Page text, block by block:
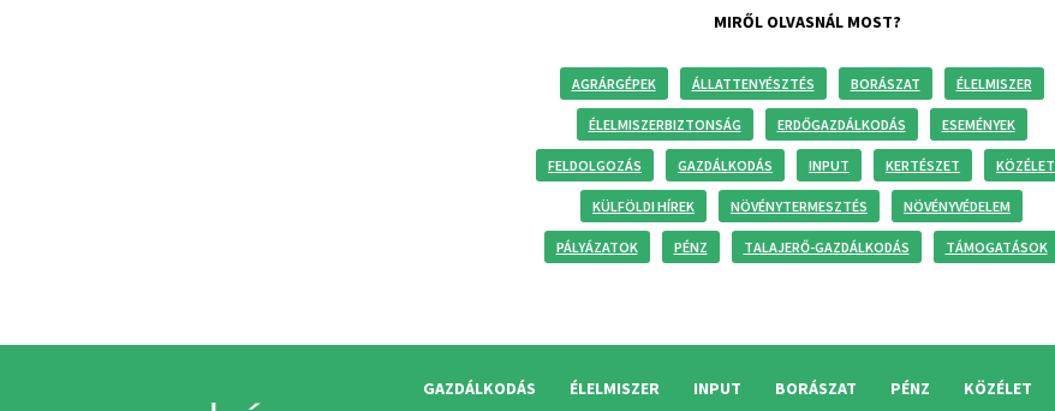
MIRŐL OLVASNÁL MOST?
AGRÁRGÉPEK ÁLLATTENYÉSZTÉS BORÁSZAT ÉLELMISZER
ÉLELMISZERBIZTONSÁG ERDŐGAZDÁLKODÁS ESEMÉNYEK
FELDOLGOZÁS GAZDÁLKODÁS INPUT KERTÉSZET KÖZÉLET
KÜLFÖLDI HÍREK NÖVÉNYTERMESZTÉS NÖVÉNYVÉDELEM
PÁLYÁZATOK PÉNZ TALAJERŐ-GAZDÁLKODÁS TÁMOGATÁSOK
GAZDÁLKODÁS ÉLELMISZER INPUT BORÁSZAT PÉNZ KÖZÉLET